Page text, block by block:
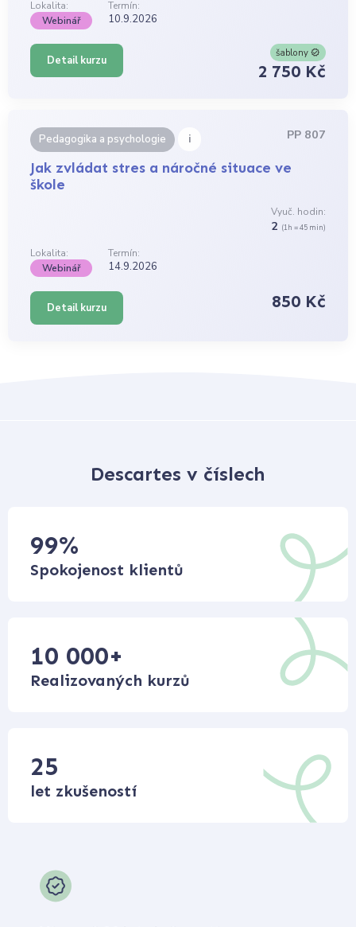
Lokalita:
Termín:
Webinář
10.9.2026
Detail kurzu
šablony
2 750 Kč
Pedagogika a psychologie i PP 807
Jak zvládat stres a náročné situace ve
škole
Vyuč. hodin:
2 (1h = 45 min)
Lokalita:
Termín:
Webinář
14.9.2026
Detail kurzu 850 Kč
Descartes v číslech
99%
Spokojenost klientů
10 000+
Realizovaných kurzů
25
let zkušeností